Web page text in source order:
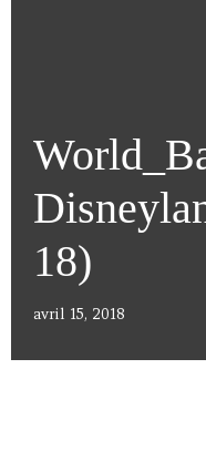
18)
avril 15, 2018